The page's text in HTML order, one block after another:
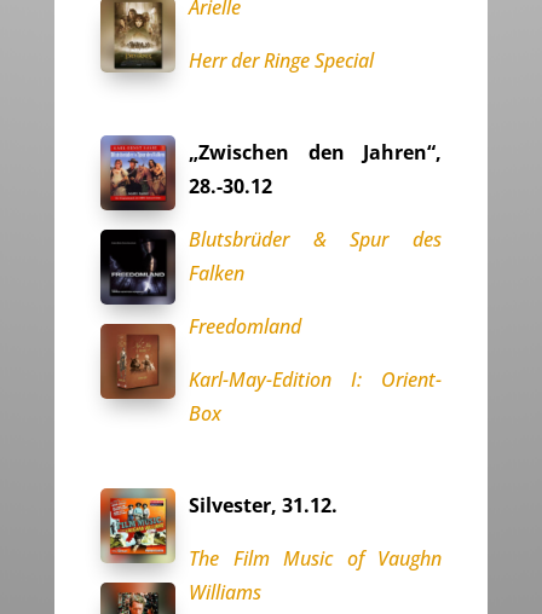
Arielle
Herr der Ringe Special
„Zwischen den Jahren“,
28.-30.12
Blutsbrüder & Spur des
Falken
Freedomland
Karl-May-Edition I: Orient-
Box
Silvester, 31.12.
The Film Music of Vaughn
Williams